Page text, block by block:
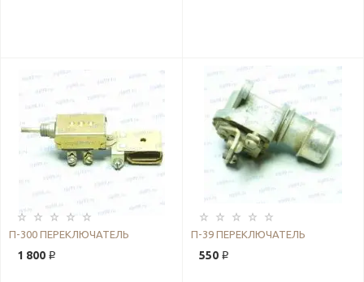
П-300 ПЕРЕКЛЮЧАТЕЛЬ
1 800 ₽
П-39 ПЕРЕКЛЮЧАТЕЛЬ
550 ₽